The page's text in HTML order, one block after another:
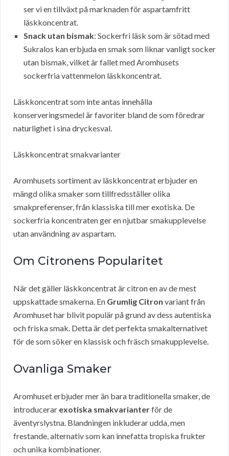
ser vi en tillväxt på marknaden för aspartamfritt
läskkoncentrat.
Snack utan bismak: Sockerfri läsk som är sötad med
Sukralos kan erbjuda en smak som liknar vanligt socker
utan bismak, vilket är fallet med Aromhusets
sockerfria vattenmelon läskkoncentrat.
Läskkoncentrat som inte antas innehålla
konserveringsmedel är favoriter bland de som föredrar
naturlighet i sina dryckesval.
Läskkoncentrat smakvarianter
Aromhusets sortiment av läskkoncentrat erbjuder en
mängd olika smaker som tillfredsställer olika
smakpreferenser, från klassiska till mer exotiska. De
sockerfria koncentraten ger en njutbar smakupplevelse
utan användning av aspartam.
Om Citronens Popularitet
När det gäller läskkoncentrat är citron en av de mest
uppskattade smakerna. En Grumlig Citron variant från
Aromhuset har blivit populär på grund av dess autentiska
och friska smak. Detta är det perfekta smakalternativet
för de som söker en klassisk och fräsch smakupplevelse.
Ovanliga Smaker
Aromhuset erbjuder mer än bara traditionella smaker, de
introducerar exotiska smakvarianterför de
äventyrslystna. Blandningen inkluderar udda, men
frestande, alternativ som kan innefatta tropiska frukter
och unika kombinationer.